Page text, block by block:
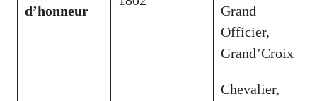
d’honneur
Grand
Officier,
Grand’Croix
Chevalier,